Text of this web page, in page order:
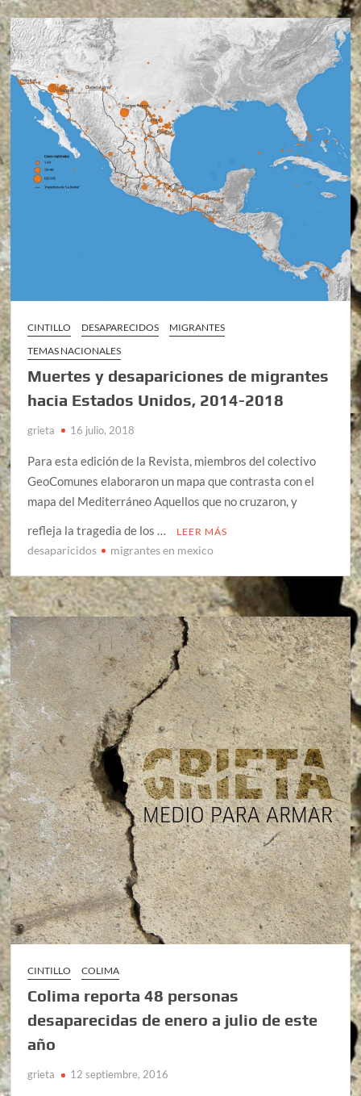
CINTILLO DESAPARECIDOS
MIGRANTES
TEMAS NACIONALES
Muertes y desapariciones de migrantes
hacia Estados Unidos, 2014-2018
grieta 16 julio, 2018
Para esta edición de la Revista, miembros del colectivo
GeoComunes elaboraron un mapa que contrasta con el
mapa del Mediterráneo Aquellos que no cruzaron, y
refleja la tragedia de los …
LEER MÁS
desaparicidos migrantes en mexico
CINTILLO COLIMA
Colima reporta 48 personas
desaparecidas de enero a julio de este
año
grieta 12 septiembre, 2016